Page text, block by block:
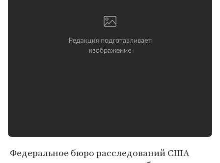
Федеральное бюро расследований США